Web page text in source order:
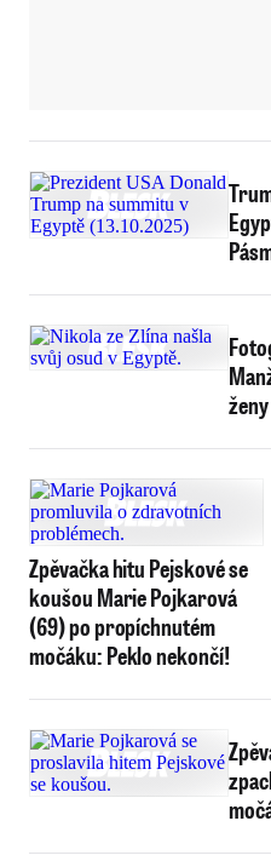
Zpěvačka hitu Pejskové se
koušou Marie Pojkarová
(69) po propíchnutém
močáku: Peklo nekončí!